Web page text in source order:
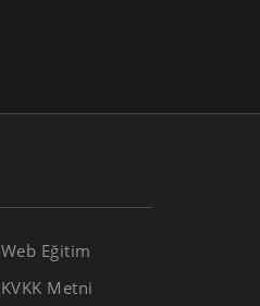
Web Eğitim
KVKK Metni